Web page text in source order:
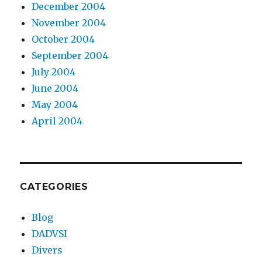
December 2004
November 2004
October 2004
September 2004
July 2004
June 2004
May 2004
April 2004
CATEGORIES
Blog
DADVSI
Divers